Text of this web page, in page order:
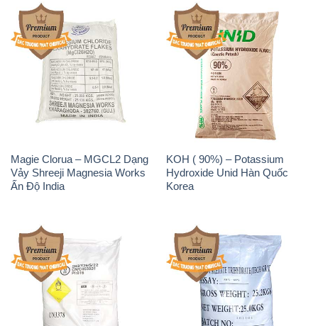
Magie Clorua – MGCL2 Dạng
Vảy Shreeji Magnesia Works
Ấn Độ India
KOH ( 90%) – Potassium
Hydroxide Unid Hàn Quốc
Korea